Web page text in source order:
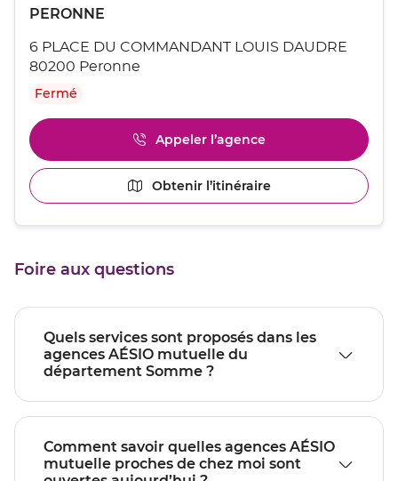
GAMBETTA
sur
touche
ENTRÉE
obtenir
plus
amples
informations
[ECHAP
pour
Point
vente
:
PERONNE
6 PLACE DU COMMANDANT LOUIS DAUDRE
80200 Peronne
Fermé
Appeler l’agence
Afficher
le
numéro
de
du
Obtenir l’itinéraire
jusqu'au
de
Foire aux questions
Quels services sont proposés dans les
agences AÉSIO mutuelle du
département Somme ?
Comment savoir quelles agences AÉSIO
mutuelle proches de chez moi sont